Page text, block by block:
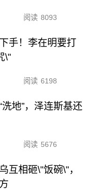
阅读 8093
手！李在明要打
\"
阅读 6198
地”，泽连斯基还
阅读 5676
互相砸\"饭碗\"，